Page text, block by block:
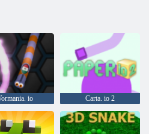
io Carta. io 2